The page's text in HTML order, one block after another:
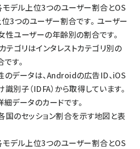
モデル上位3つのユーザー割合とOS
3つのユーザー割合です。 ユーザー
性ユーザーの年齢別の割合です。
テゴリはインタレストカテゴリ別の
す。
のデータは、Androidの広告ID、iOS
別子（IDFA）から取得しています。
データのカードです。
国のセッション割合を示す地図と表
モデル上位3つのユーザー割合とOS